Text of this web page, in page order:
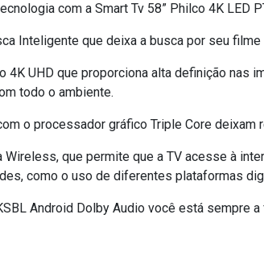
com a Smart Tv 58” Philco 4K LED
Inteligente que deixa a busca por seu
4K UHD que proporciona alta definição nas
todo o ambiente.
o processador gráfico Triple Core
que permite que a TV acesse à
como o uso de diferentes plataformas
Android Dolby Audio você está sempre